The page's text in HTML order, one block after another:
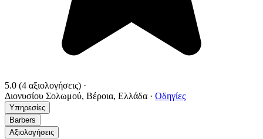
5.0 (4 αξιολογήσεις) ·
Διονυσίου Σολωμού, Βέροια, Ελλάδα · Οδηγίες
Υπηρεσίες
Barbers
Αξιολογήσεις